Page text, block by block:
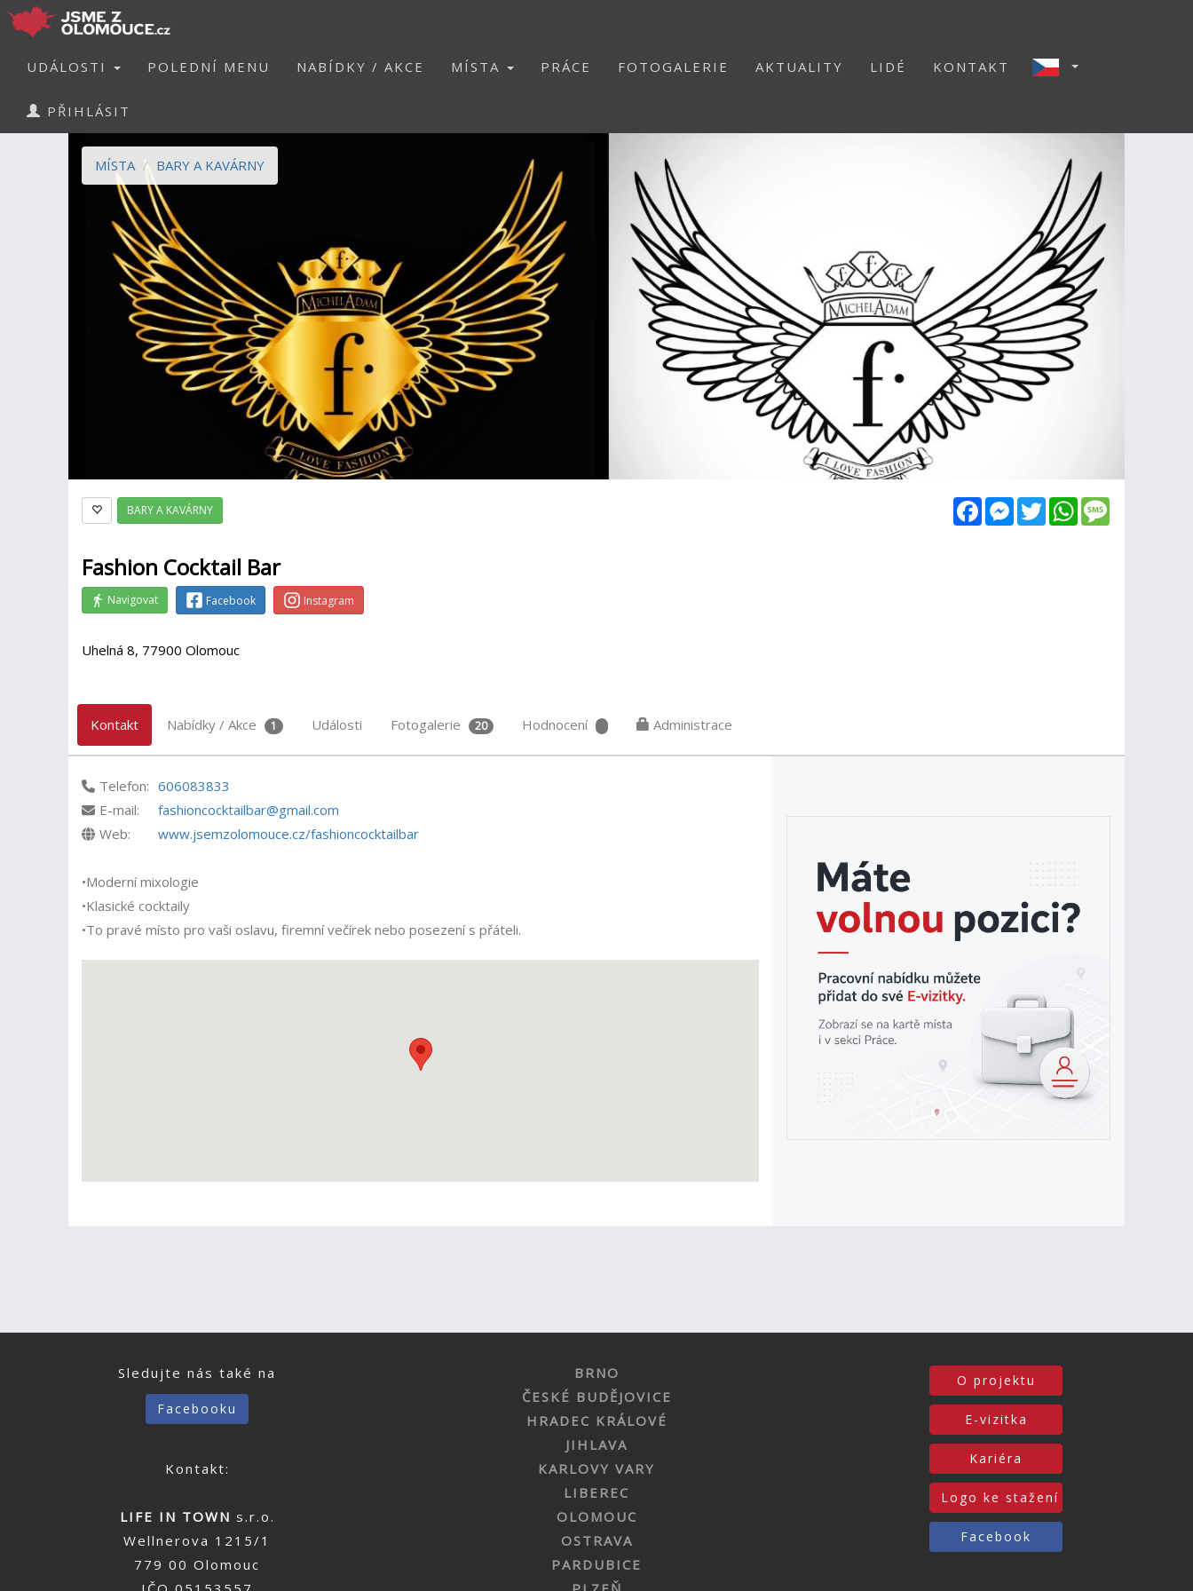
UDÁLOSTI POLEDNÍ MENU NABÍDKY / AKCE MÍSTA PRÁCE FOTOGALERIE AKTUALITY LIDÉ KONTAKT
PŘIHLÁSIT
MÍSTA BARY A KAVÁRNY
FacebookMessenger
TwitterWhatsApp
BARY A KAVÁRNY
Fashion Cocktail Bar
Navigovat Facebook Instagram
Uhelná 8, 77900 Olomouc
Kontakt Nabídky / Akce 1 Události Fotogalerie 20 Hodnocení Administrace
Telefon: 606083833
E-mail:
fashioncocktailbar@gmail.com
Web:
www.jsemzolomouce.cz/fashioncocktailbar
•Moderní mixologie
•Klasické cocktaily
•To pravé místo pro vaši oslavu, firemní večírek nebo posezení s přáteli.
Sledujte nás také na
Facebooku
Kontakt:
LIFE IN TOWN s.r.o.
Wellnerova 1215/1
779 00 Olomouc
BRNO
ČESKÉ BUDĚJOVICE
HRADEC KRÁLOVÉ
JIHLAVA
KARLOVY VARY
LIBEREC
OLOMOUC
OSTRAVA
PARDUBICE
O projektu
E-vizitka
Kariéra
Logo ke stažení
Facebook